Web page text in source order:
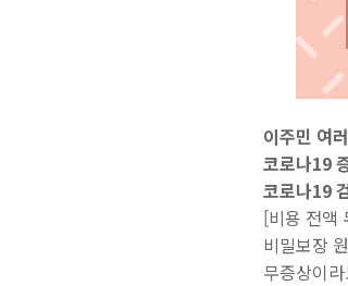
이주민 여
코로나19
코로나19
[비용 전액
비밀보장
무증상이